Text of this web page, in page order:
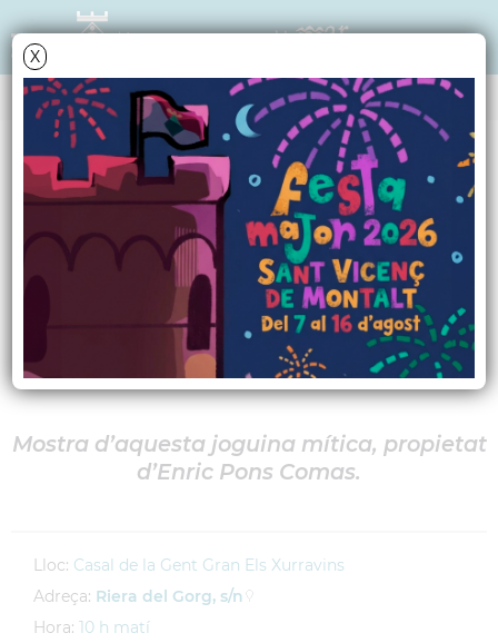
X
AGENDA
Dilluns4 maig 2026
*fins al 30-6-2026 )
Exposició de
Madelman
Mostra d’aquesta joguina mítica, propietat
d’Enric Pons Comas.
Lloc: Casal de la Gent Gran Els Xurravins
Adreça: Riera del Gorg, s/n
Hora: 10 h matí